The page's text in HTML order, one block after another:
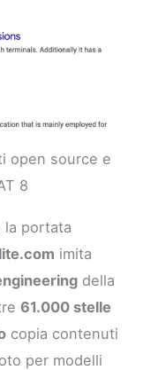
open source e
8
la portata
imita
della
61.000 stelle
copia contenuti
per modelli